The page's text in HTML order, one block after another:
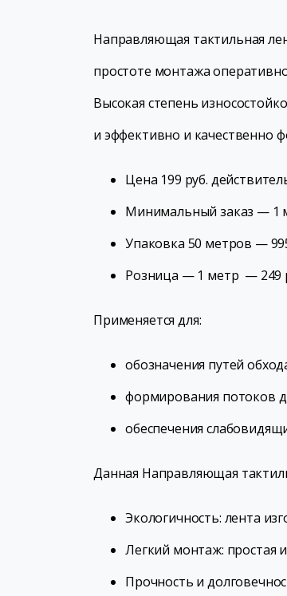
Направляющая тактильная
простоте монтажа
Высокая степень
и эффективно и качественно
Цена 199 руб.
Минимальный заказ — 1
Упаковка 50 метров —
Розница — 1 метр — 249
Применяется для:
обозначения путей
формирования потоков
обеспечения
Данная Направляющая
Экологичность: лента
Легкий монтаж: простая
Прочность и